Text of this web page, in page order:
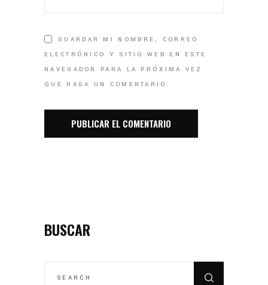
GUARDAR MI NOMBRE, CORREO
ELECTRÓNICO Y SITIO WEB EN ESTE
NAVEGADOR PARA LA PRÓXIMA VEZ
QUE HAGA UN COMENTARIO.
BUSCAR